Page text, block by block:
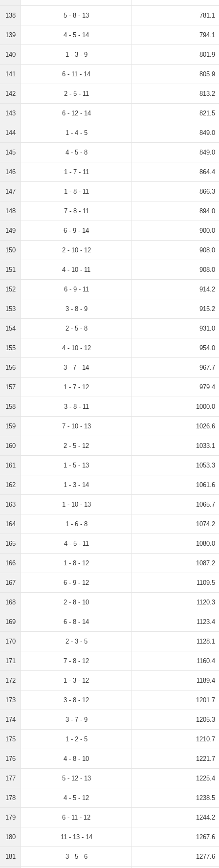
138 5 - 8 - 13 781.1
139 4 - 5 - 14 794.1
140 1 - 3 - 9 801.9
141 6 - 11 - 14 805.9
142 2 - 5 - 11 813.2
143 6 - 12 - 14 821.5
144 1 - 4 - 5 849.0
145 4 - 5 - 8 849.0
146 1 - 7 - 11 864.4
147 1 - 8 - 11 866.3
148 7 - 8 - 11 894.0
149 6 - 9 - 14 900.0
150 2 - 10 - 12 908.0
151 4 - 10 - 11 908.0
152 6 - 9 - 11 914.2
153 3 - 8 - 9 915.2
154 2 - 5 - 8 931.0
155 4 - 10 - 12 954.0
156 3 - 7 - 14 967.7
157 1 - 7 - 12 979.4
158 3 - 8 - 11 1000.0
159 7 - 10 - 13 1026.6
160 2 - 5 - 12 1033.1
161 1 - 5 - 13 1053.3
162 1 - 3 - 14 1061.6
163 1 - 10 - 13 1065.7
164 1 - 6 - 8 1074.2
165 4 - 5 - 11 1080.0
166 1 - 8 - 12 1087.2
167 6 - 9 - 12 1109.5
168 2 - 8 - 10 1120.3
169 6 - 8 - 14 1123.4
170 2 - 3 - 5 1128.1
171 7 - 8 - 12 1160.4
172 1 - 3 - 12 1189.4
173 3 - 8 - 12 1201.7
174 3 - 7 - 9 1205.3
175 1 - 2 - 5 1210.7
176 4 - 8 - 10 1221.7
177 5 - 12 - 13 1225.4
178 4 - 5 - 12 1238.5
179 6 - 11 - 12 1244.2
180 11 - 13 - 14 1267.6
181 3 - 5 - 6 1277.6